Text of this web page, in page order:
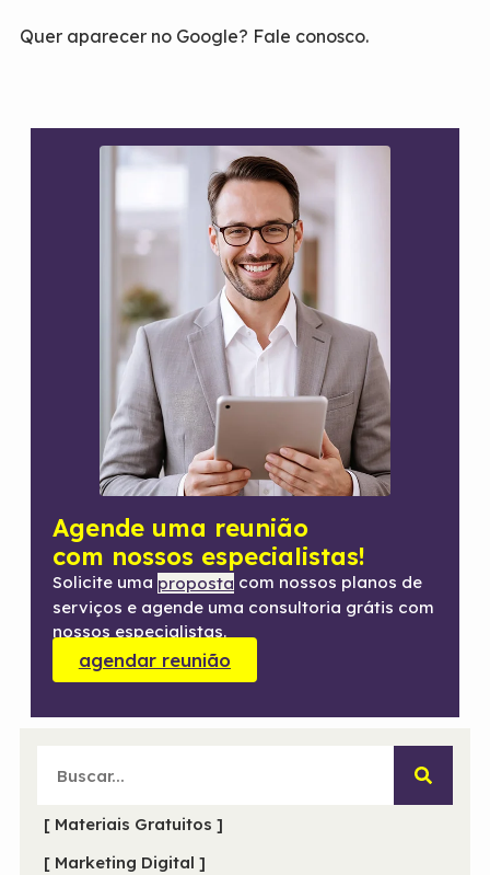
Quer aparecer no Google? Fale conosco.
Agende uma reunião
com nossos especialistas!
Solicite uma proposta com nossos planos de
serviços e agende uma consultoria grátis com
nossos especialistas.
agendar reunião
[ Materiais Gratuitos ]
[ Marketing Digital ]